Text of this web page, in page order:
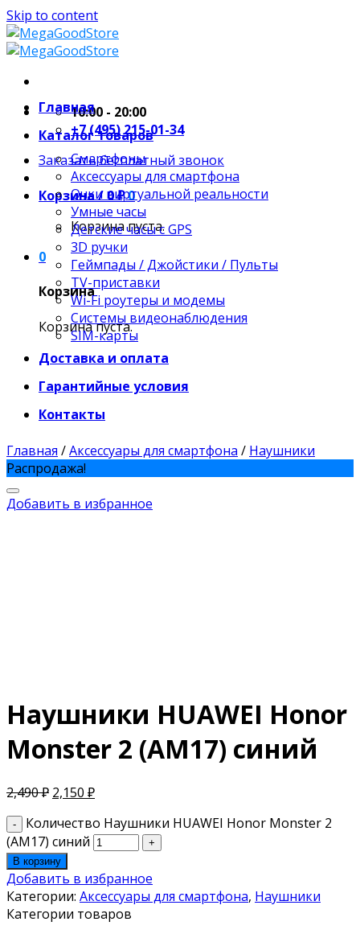
Skip to content
10:00 - 20:00
+7 (495) 215-01-34
Заказать бесплатный звонок
Корзина /0₽0
Корзина пуста.
0
Корзина
Корзина пуста.
Главная
Каталог товаров
Смартфоны
Аксессуары для смартфона
Очки виртуальной реальности
Умные часы
Детские часы с GPS
3D ручки
Геймпады / Джойстики / Пульты
TV-приставки
Wi-Fi роутеры и модемы
Системы видеонаблюдения
SIM-карты
Доставка и оплата
Гарантийные условия
Контакты
Главная /Аксессуары для смартфона / Наушники
Распродажа!
Добавить в избранное
Наушники HUAWEI Honor
Monster 2 (AM17) синий
2,490₽ 2,150 ₽
Количество Наушники HUAWEI Honor Monster 2
(AM17) синий
В корзину
Добавить в избранное
Категории: Аксессуары для смартфона, Наушники
Категории товаров